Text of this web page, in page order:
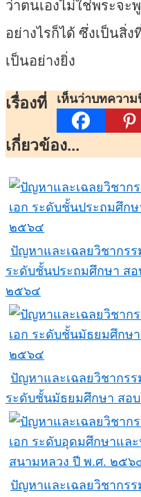
ว่าตนเองไม่ใช่พระจ
อย่างไรก็ได้ ซึ่งเป็นสิ่
เป็นอย่างยิ่ง
เห็นว่าบทควา
เรื่องที่
เกี่ยวข้อง...
ปัญหาและเฉลยวิชากร
ระดับชั้นประถมศึกษา ส
๒๕๖๔
ปัญหาและเฉลยวิชากร
ระดับชั้นมัธยมศึกษา สอ
ปัญหาและเฉลยวิชากร